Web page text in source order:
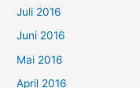
Juli 2016
Juni 2016
Mai 2016
April 2016